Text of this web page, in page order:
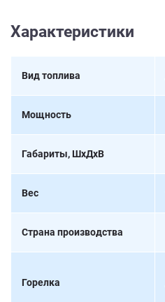
Характеристики
Вид топлива
Мощность
Габариты, ШхДхВ
Вес
Страна производства
Горелка